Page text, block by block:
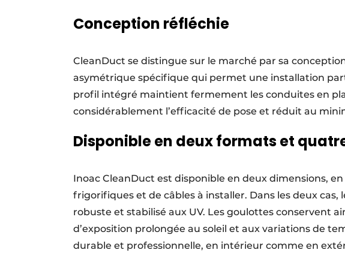
Conception réfléchie
CleanDuct se distingue sur le marché par sa
asymétrique spécifique qui permet une installation
profil intégré maintient fermement les conduites en
considérablement l’efficacité de pose et réduit au
Disponible en deux formats et
Inoac CleanDuct est disponible en deux dimensions,
frigorifiques et de câbles à installer. Dans les deux
robuste et stabilisé aux UV. Les goulottes conservent
d’exposition prolongée au soleil et aux variations de
durable et professionnelle, en intérieur comme en